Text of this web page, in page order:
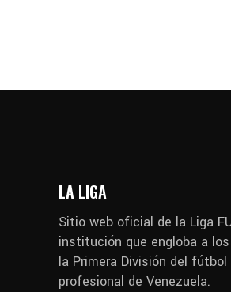
LA LIGA
Sitio web oficial de la Liga
institución que engloba a
la Primera División del fútbol
profesional de Venezuela.